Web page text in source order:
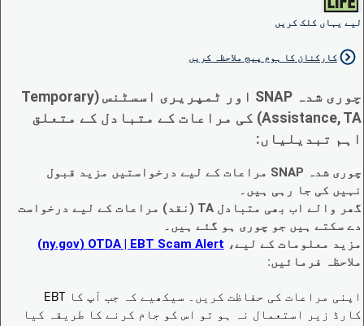
لیے یہاں کلک کریں
کارکنان کا ہوم پیج ملاحظہ کریں
چوری شدہ SNAP اور ٹمپریری اسسٹنس (Temporary
Assistance, TA) کی مراعات کے متبادل کے متعلق
اہم تبدیلیاں:
چوری شدہ SNAP مراعات کے لیے درخواستیں مزید قبول
نہیں کی جا رہی ہیں۔
گھر والے اب بھی متبادل TA (نقد) مراعات کے لیے درخواست
دے سکتے ہیں جو چوری ہو گئے ہیں۔
مزید معلومات کے لیے، EBT Scam Alert ‏| OTDA ‏(ny.gov)
ملاحظہ فرمائیں:
اپنی مراعات کی حفاظت کریں۔ سیکھیے کہ جب آپ کا EBT
کارڈ زیر استعمال نہ ہو تو اس کو جام کرنے کا طریقہ کیا